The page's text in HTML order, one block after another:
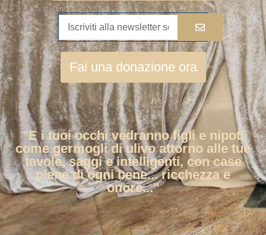
Fai una donazione ora
"E i tuoi occhi vedranno figli e nipoti
come germogli di ulivo attorno alle tue
tavole, saggi e intelligenti, con case
piene di ogni bene... ricchezza e
onore..."